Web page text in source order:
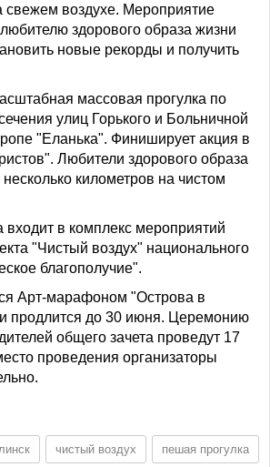
свежем воздухе. Мероприятие
здорового образа жизни
новые рекорды и получить
массовая прогулка по
улиц Горького и Больничной
"Еланька". Финиширует акция в
Любители здорового образа
километров на чистом
входит в комплекс мероприятий
"Чистый воздух" национального
благополучие".
Арт-марафоном "Острова в
продлится до 30 июня. Церемонию
общего зачета проведут 17
проведения организаторы
чистый воздух пешая прогулка